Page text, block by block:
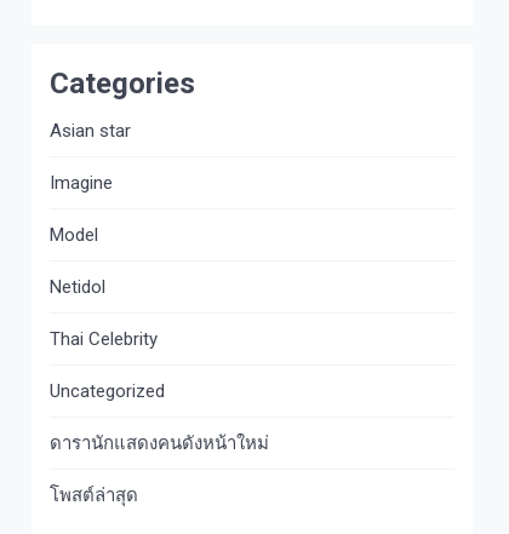
Categories
Asian star
Imagine​
Model
Netidol
Thai Celebrity
Uncategorized
ดารานักแสดงคนดังหน้าใหม่
โพสต์ล่าสุด